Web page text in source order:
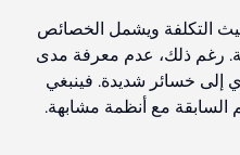
ويشمل الخصائص
رغم ذلك، عدم معرفة مدى
إلى خسائر شديدة. فينبغي
مع أنظمة مشابهة.